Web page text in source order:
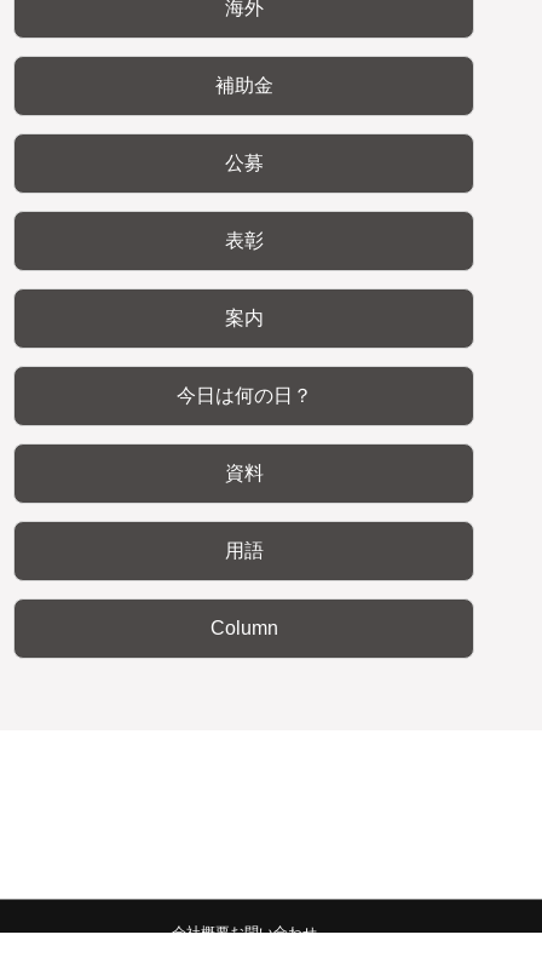
海外
補助金
公募
表彰
案内
今日は何の日？
資料
用語
Column
会社概要お問い合わせ